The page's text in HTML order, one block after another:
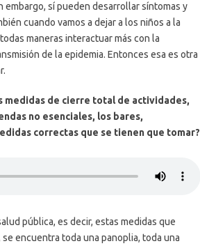
embargo, sí pueden desarrollar síntomas y
cuando vamos a dejar a los niños a la
maneras interactuar más con la
de la epidemia. Entonces esa es otra
medidas de cierre total de actividades,
no esenciales, los bares,
correctas que se tienen que tomar?
pública, es decir, estas medidas que
encuentra toda una panoplia, toda una